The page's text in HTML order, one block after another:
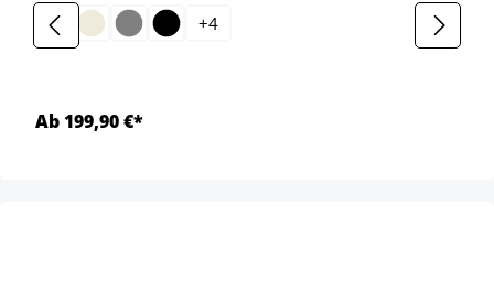
+4
Ab 199,90 €*